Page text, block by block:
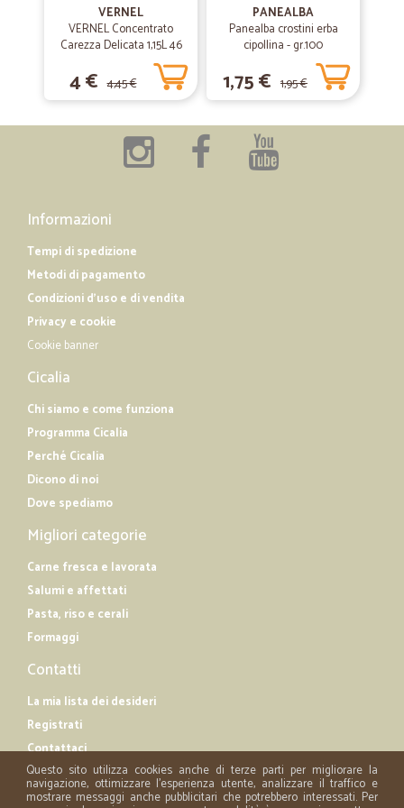
precisi e affidabili
13/12/2018
— Giorgio B.
Ottimo servizio di spedizione e risoluzione dei problemi
Ottimo servizio di spedizione e risoluzione dei problemi connessi alla
VERNEL
VERNEL Concentrato
Carezza Delicata 1,15L 46
4 € 4,45 €
PANEALBA
Panealba crostini erba
cipollina - gr.100
1,75 € 1,95 €
Informazioni
Tempi di spedizione
Metodi di pagamento
Condizioni d'uso e di vendita
Privacy e cookie
Cookie banner
Cicalia
Chi siamo e come funziona
Programma Cicalia
Perché Cicalia
Dicono di noi
Dove spediamo
Migliori categorie
Carne fresca e lavorata
Salumi e affettati
Pasta, riso e cerali
Formaggi
Contatti
La mia lista dei desideri
Registrati
Contattaci
Questo sito utilizza cookies anche di terze parti per migliorare la
navigazione, ottimizzare l'esperienza utente, analizzare il traffico e
mostrare messaggi anche pubblicitari che potrebbero interessati. Per